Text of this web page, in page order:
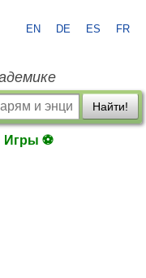
EN DE ES FR
Найти!
Игры ⚽